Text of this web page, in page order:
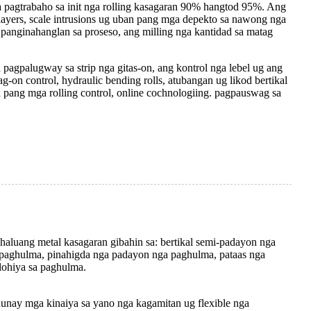
sa init nga rolling kasagaran 90% hangtod 95%. Ang
scale intrusions ug uban pang mga depekto sa nawong nga
sa proseso, ang milling nga kantidad sa matag
sa strip nga gitas-on, ang kontrol nga lebel ug ang
on control, hydraulic bending rolls, atubangan ug likod bertikal
mga rolling control, online cochnologiing. pagpauswag sa
metal kasagaran gibahin sa: bertikal semi-padayon nga
pinahigda nga padayon nga paghulma, pataas nga
sa paghulma.
mga kinaiya sa yano nga kagamitan ug flexible nga